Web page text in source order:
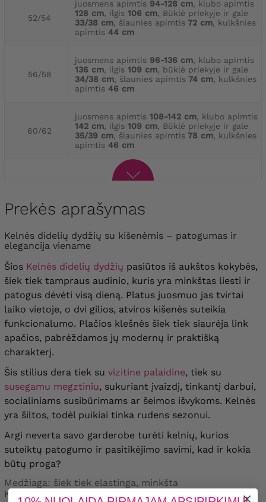
52/54
juosmens apimtis 94-128 cm, klubo apimtis
128 cm, ilgis 106 cm, Būklė priekyje ir gale
33/38 cm, šlaunies apimtis 72 cm, kulkšnies
apimtis 44 cm
56/58
juosmens apimtis 96-136 cm, klubo apimtis
136 cm, ilgis 109 cm, būklė priekyje ir gale
34/38 cm, šlaunies apimtis 74 cm, kulkšnies
apimtis 46 cm
60/62
juosmens apimtis 108-142 cm, klubo apimtis
142 cm, ilgis 109 cm, Būklė priekyje ir gale
35/39 cm, šlaunies apimtis 78 cm, kulkšnies
apimtis 46 cm
Prekės aprašymas
Kelnės didelių dydžių su kišenėmis – patogumas ir
elegancija viename
Šios Kelnės didelių dydžių pasiūtos iš aukštos kokybės,
šiek tiek tampraus audinio, kuris yra minkštas liesti ir
patogus dėvėti visą dieną. Platus juosmuo jas tvirtai
laiko vietoje, o dvi gilios, atviros kišenės suteikia
funkcionalumo. Plačios klešnės šiek tiek siaurėja link
apačios, pabrėždamos jų modernų ir praktišką
charakterį.
Šis stilius dera tiek su vizitine palaidine, tiek su
susegamu megztiniu, sukuriant įvaizdį, tinkantį darbui,
socialiniams susibūrimams ar šeimos išvykoms. Kelnės
yra šiltos, todėl puikiai tinka rudens sezonui.
Argi neverta savo garderobe turėti kelnių, kurios
suteiktų patogumo ir pasitikėjimo savimi, kad ir kokia
būtų proga?
Medžiaga: šiek tiek elastinga, minkšta
Kūginė, tiesi koja.